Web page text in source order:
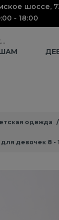
шоссе,
- 18:00
одежда
девочек 8 -